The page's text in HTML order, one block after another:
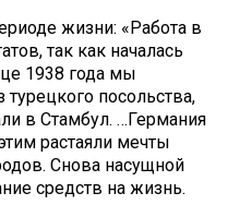
жизни: «Работа в
так как началась
1938 года мы
посольства,
в Стамбул. …Германия
растаяли мечты
Снова насущной
средств на жизнь.